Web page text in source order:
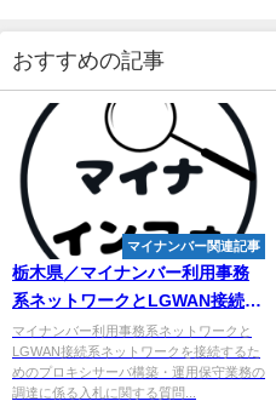
おすすめの記事
マイナンバー関連記事
栃木県／マイナンバー利用事務
系ネットワークとLGWAN接続系
ネットワークを接続するための
...
マイナンバー利用事務系ネットワークと
LGWAN接続系ネットワークを接続するた
めのプロキシサーバ構築・運用保守業務の
調達に係る入札に関する質問...